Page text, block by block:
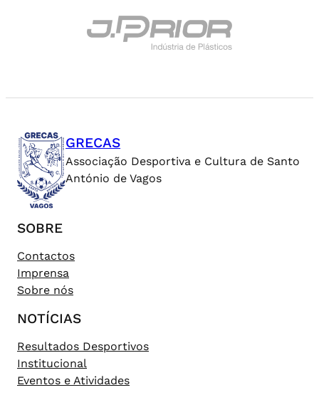
GRECAS
Associação Desportiva e Cultura de Santo
António de Vagos
SOBRE
Contactos
Imprensa
Sobre nós
NOTÍCIAS
Resultados Desportivos
Institucional
Eventos e Atividades